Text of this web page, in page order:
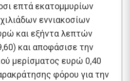
επτά εκατομμυρίων
εννιακοσίων
και εξήντα λεπτών
και αποφάσισε την
μερίσματος ευρώ 0,40
φόρου για την